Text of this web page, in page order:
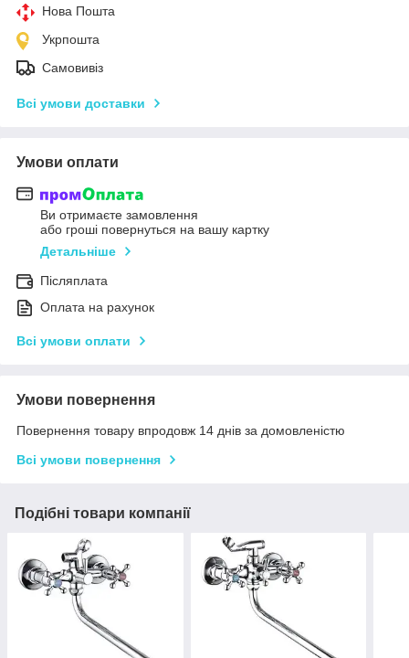
Нова Пошта
Укрпошта
Самовивіз
Всі умови доставки
Умови оплати
Ви отримаєте замовлення
або гроші повернуться на вашу картку
Детальніше
Післяплата
Оплата на рахунок
Всі умови оплати
Умови повернення
Повернення товару впродовж 14 днів за домовленістю
Всі умови повернення
Подібні товари компанії